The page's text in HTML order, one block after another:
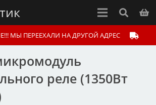
МЫ ПЕРЕЕХАЛИ НА ДРУГОЙ АДРЕС
реле (1350Вт